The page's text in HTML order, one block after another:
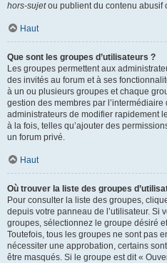
hors-sujetou publient du contenu abusif
Haut
Que sont les groupes d’utilisateurs ?
Les groupes permettent aux
des invités au forum et à ses
à un ou plusieurs groupes et chaque
gestion des membres par
administrateurs de modifier rapidement
à la fois, telles qu’ajouter des
un forum privé.
Haut
Où trouver la liste des groupes
Pour consulter la liste des groupes,
depuis votre panneau de l’utilisateur. Si
groupes, sélectionnez le groupe désiré
Toutefois, tous les groupes ne sont pas
nécessiter une approbation, certains
être masqués. Si le groupe est dit «